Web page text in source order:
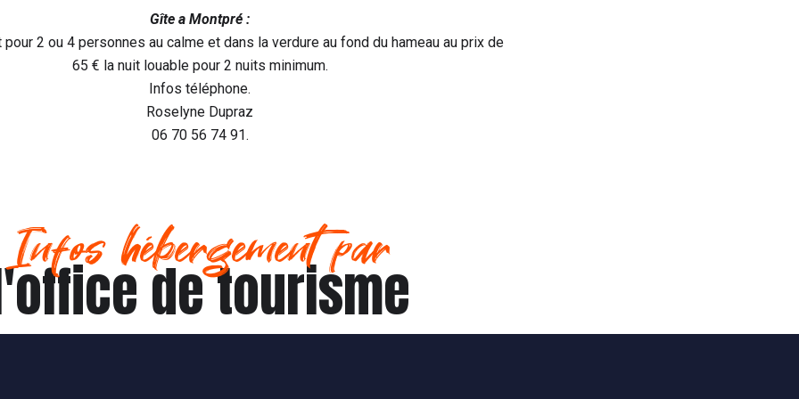
Gîte a Montpré :
pour 2 ou 4 personnes au calme et dans la verdure au fond du hameau au prix de
65 € la nuit louable pour 2 nuits minimum.
Infos téléphone.
Roselyne Dupraz
06 70 56 74 91.
Infos hébergement par
de tourisme